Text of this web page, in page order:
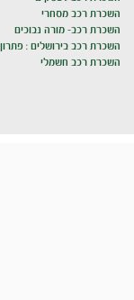
השכרת רכב מסחרי
השכרת רכב- מורה נבוכים
השכרת רכב בירושלים : פתרון
השכרת רכב חשמלי